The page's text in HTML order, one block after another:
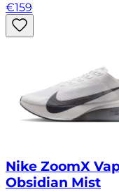
€159
Nike ZoomX
Obsidian Mist